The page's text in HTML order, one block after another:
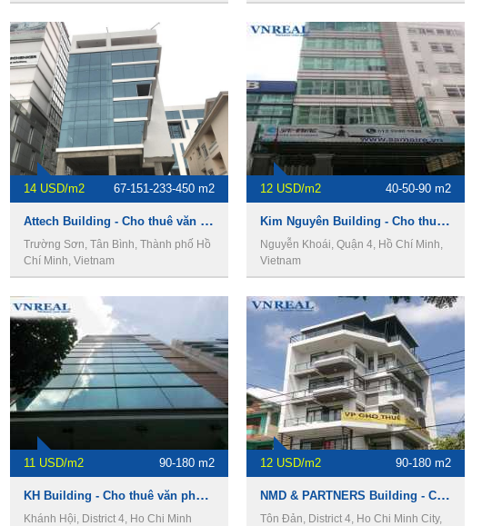
14 USD/m2 67-151-233-450 m2
Attech Building - Cho thuê văn phòng Quận Tân Bình
Trường Sơn, Tân Bình, Thành phố Hồ
Chí Minh, Vietnam
12 USD/m2 40-50-90 m2
Kim Nguyên Building - Cho thuê văn phòng Quận 4
Nguyễn Khoái, Quận 4, Hồ Chí Minh,
Vietnam
11 USD/m2 90-180 m2
KH Building - Cho thuê văn phòng Quận 4
Khánh Hội, District 4, Ho Chi Minh
12 USD/m2 90-180 m2
NMD & PARTNERS Building - Cho thuê văn phòng Quận 4
Tôn Đản, District 4, Ho Chi Minh City,